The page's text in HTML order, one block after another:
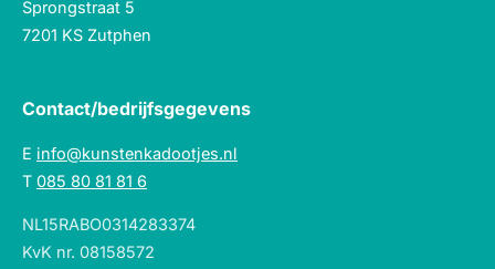
Sprongstraat 5
7201 KS Zutphen
Contact/bedrijfsgegevens
E info@kunstenkadootjes.nl
T 085 80 81 81 6
NL15RABO0314283374
KvK nr. 08158572